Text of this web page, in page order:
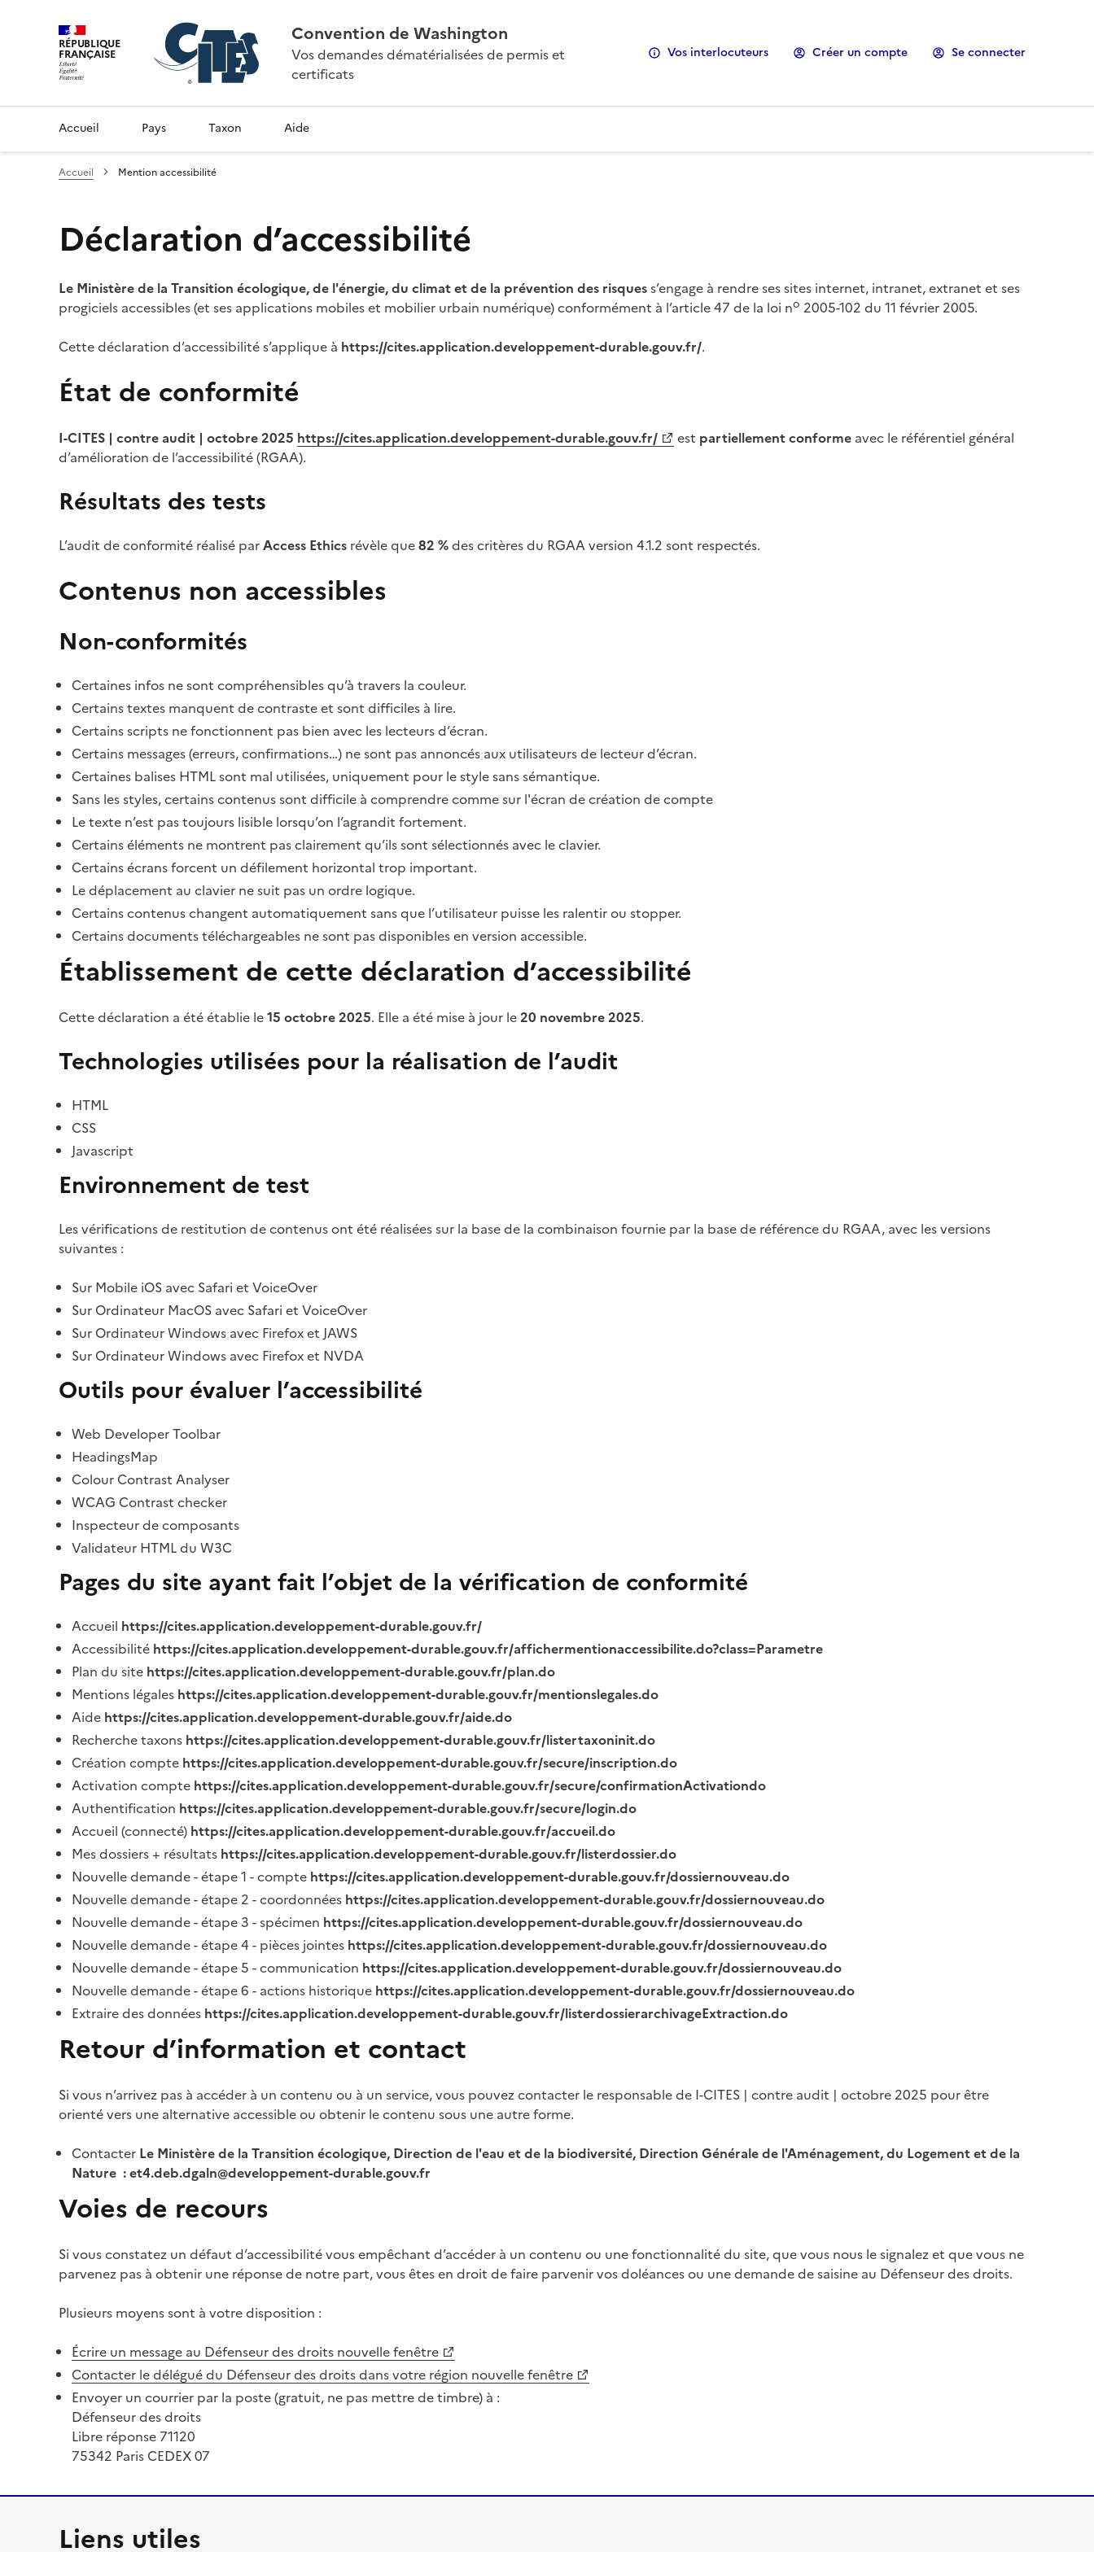
RÉPUBLIQUE
FRANÇAISE
Convention de Washington
Vos demandes dématérialisées de permis et
certificats
Vos interlocuteurs Créer un compte Se connecter
Accueil Pays Taxon Aide
Accueil Mention accessibilité
Déclaration d’accessibilité
Le Ministère de la Transition écologique, de l'énergie, du climat et de la prévention des risquess’engage à rendre ses sites internet, intranet, extranet et ses
progiciels accessibles (et ses applications mobiles et mobilier urbain numérique) conformément à l’article 47 de la loi no 2005-102 du 11 février 2005.
Cette déclaration d’accessibilité s’applique à https://cites.application.developpement-durable.gouv.fr/.
État de conformité
I-CITES | contre audit | octobre 2025 https://cites.application.developpement-durable.gouv.fr/ est partiellement conforme avec le référentiel général
d’amélioration de l’accessibilité (RGAA).
Résultats des tests
L’audit de conformité réalisé parAccess Ethics révèle que82 %des critères du RGAA version 4.1.2 sont respectés.
Contenus non accessibles
Non-conformités
Certaines infos ne sont compréhensibles qu’à travers la couleur.
Certains textes manquent de contraste et sont difficiles à lire.
Certains scripts ne fonctionnent pas bien avec les lecteurs d’écran.
Certains messages (erreurs, confirmations…) ne sont pas annoncés aux utilisateurs de lecteur d’écran.
Certaines balises HTML sont mal utilisées, uniquement pour le style sans sémantique.
Sans les styles, certains contenus sont difficile à comprendre comme sur l'écran de création de compte
Le texte n’est pas toujours lisible lorsqu’on l’agrandit fortement.
Certains éléments ne montrent pas clairement qu’ils sont sélectionnés avec le clavier.
Certains écrans forcent un défilement horizontal trop important.
Le déplacement au clavier ne suit pas un ordre logique.
Certains contenus changent automatiquement sans que l’utilisateur puisse les ralentir ou stopper.
Certains documents téléchargeables ne sont pas disponibles en version accessible.
Établissement de cette déclaration d’accessibilité
Cette déclaration a été établie le15 octobre 2025. Elle a été mise à jour le20 novembre 2025.
Technologies utilisées pour la réalisation de l’audit
HTML
CSS
Javascript
Environnement de test
Les vérifications de restitution de contenus ont été réalisées sur la base de la combinaison fournie par la base de référence du RGAA, avec les versions
suivantes :
Sur Mobile iOS avec Safari et VoiceOver
Sur Ordinateur MacOS avec Safari et VoiceOver
Sur Ordinateur Windows avec Firefox et JAWS
Sur Ordinateur Windows avec Firefox et NVDA
Outils pour évaluer l’accessibilité
Web Developer Toolbar
HeadingsMap
Colour Contrast Analyser
WCAG Contrast checker
Inspecteur de composants
Validateur HTML du W3C
Pages du site ayant fait l’objet de la vérification de conformité
Accueil https://cites.application.developpement-durable.gouv.fr/
Accessibilité https://cites.application.developpement-durable.gouv.fr/affichermentionaccessibilite.do?class=Parametre
Plan du site https://cites.application.developpement-durable.gouv.fr/plan.do
Mentions légales https://cites.application.developpement-durable.gouv.fr/mentionslegales.do
Aide https://cites.application.developpement-durable.gouv.fr/aide.do
Recherche taxons https://cites.application.developpement-durable.gouv.fr/listertaxoninit.do
Création compte https://cites.application.developpement-durable.gouv.fr/secure/inscription.do
Activation compte https://cites.application.developpement-durable.gouv.fr/secure/confirmationActivationdo
Authentification https://cites.application.developpement-durable.gouv.fr/secure/login.do
Accueil (connecté) https://cites.application.developpement-durable.gouv.fr/accueil.do
Mes dossiers + résultats https://cites.application.developpement-durable.gouv.fr/listerdossier.do
Nouvelle demande - étape 1 - compte https://cites.application.developpement-durable.gouv.fr/dossiernouveau.do
Nouvelle demande - étape 2 - coordonnées https://cites.application.developpement-durable.gouv.fr/dossiernouveau.do
Nouvelle demande - étape 3 - spécimen https://cites.application.developpement-durable.gouv.fr/dossiernouveau.do
Nouvelle demande - étape 4 - pièces jointes https://cites.application.developpement-durable.gouv.fr/dossiernouveau.do
Nouvelle demande - étape 5 - communication https://cites.application.developpement-durable.gouv.fr/dossiernouveau.do
Nouvelle demande - étape 6 - actions historique https://cites.application.developpement-durable.gouv.fr/dossiernouveau.do
Extraire des données https://cites.application.developpement-durable.gouv.fr/listerdossierarchivageExtraction.do
Retour d’information et contact
Si vous n’arrivez pas à accéder à un contenu ou à un service, vous pouvez contacter le responsable de I-CITES | contre audit | octobre 2025 pour être
orienté vers une alternative accessible ou obtenir le contenu sous une autre forme.
Contacter Le Ministère de la Transition écologique, Direction de l'eau et de la biodiversité, Direction Générale de l'Aménagement, du Logement et de la
Nature : et4.deb.dgaln@developpement-durable.gouv.fr
Voies de recours
Si vous constatez un défaut d’accessibilité vous empêchant d’accéder à un contenu ou une fonctionnalité du site, que vous nous le signalez et que vous ne
parvenez pas à obtenir une réponse de notre part, vous êtes en droit de faire parvenir vos doléances ou une demande de saisine au Défenseur des droits.
Plusieurs moyens sont à votre disposition :
Écrire un message au Défenseur des droits nouvelle fenêtre
Contacter le délégué du Défenseur des droits dans votre région nouvelle fenêtre
Envoyer un courrier par la poste (gratuit, ne pas mettre de timbre) à :
Défenseur des droits
Libre réponse 71120
75342 Paris CEDEX 07
Liens utiles